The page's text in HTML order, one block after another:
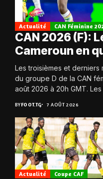
Actualité CAN Féminine
CAN 2026 (F):
Cameroun en
Les troisièmes et derniers
du groupe D de la CAN
août 2026 à 20h GMT. Les
BYFOOT.TG 7 AOÛT 2026
Actualité Coupe CAF